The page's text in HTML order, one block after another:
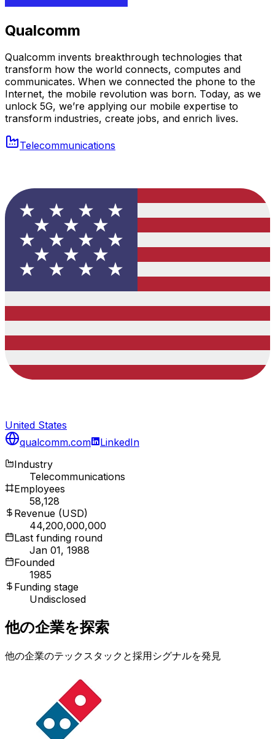
Qualcomm
Qualcomm invents breakthrough technologies that
transform how the world connects, computes and
communicates. When we connected the phone to the
Internet, the mobile revolution was born. Today, as we
unlock 5G, we’re applying our mobile expertise to
transform industries, create jobs, and enrich lives.
Telecommunications
United States
qualcomm.com
LinkedIn
Industry
Telecommunications
Employees
58,128
Revenue (USD)
44,200,000,000
Last funding round
Jan 01, 1988
Founded
1985
Funding stage
Undisclosed
他の企業を探索
他の企業のテックスタックと採用シグナルを発見